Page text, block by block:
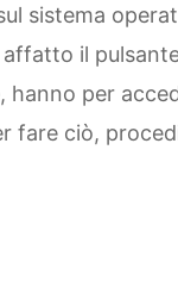
sistema
il
hanno per
fare ciò,